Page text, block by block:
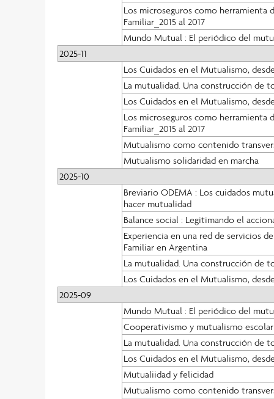
Los microseguros como herramienta
Familiar_2015 al 2017
Mundo Mutual : El periódico del
2025-11
Los Cuidados en el Mutualismo,
La mutualidad. Una construcción de
Los Cuidados en el Mutualismo,
Los microseguros como herramienta
Familiar_2015 al 2017
Mutualismo como contenido
Mutualismo solidaridad en marcha
2025-10
Breviario ODEMA : Los cuidados
hacer mutualidad
Balance social : Legitimando el
Experiencia en una red de servicios
Familiar en Argentina
La mutualidad. Una construcción de
Los Cuidados en el Mutualismo,
2025-09
Mundo Mutual : El periódico del
Cooperativismo y mutualismo
La mutualidad. Una construcción de
Los Cuidados en el Mutualismo,
Mutualiidad y felicidad
Mutualismo como contenido